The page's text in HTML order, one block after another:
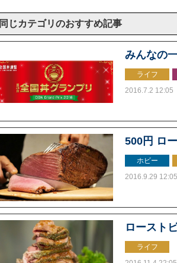
同じカテゴリのおすすめ記事
みんなの
ライフ
2016.7.2 12:05
500円 ロ
ホビー
2016.9.29 12:05
ロースト
ライフ